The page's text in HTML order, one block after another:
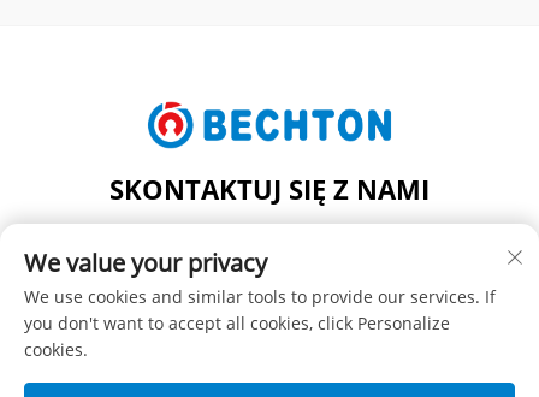
SKONTAKTUJ SIĘ Z NAMI
ZHANGJIAGANG, PROWINCJA JIANGSU, CHINY
Tel:+86-13962240078
E-mail: [email protected]
We value your privacy
We use cookies and similar tools to provide our services. If
you don't want to accept all cookies, click Personalize
cookies.